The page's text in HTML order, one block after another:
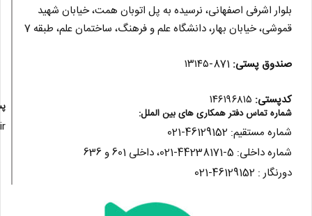
بلوار اشرفی اصفهانی، نرسیده به پل اتوبان همت، خیابان شهید
قموشی، خیابان بهار، دانشگاه علم و فرهنگ، ساختمان علم، طبقه 7
صندوق پستی:‌ 871-۱۳۱۴۵
کدپستی: ۱۴۶۱۹۶۸۱۵
شماره تماس دفتر همکاری های بین الملل:
شماره مستقيم: 46129152-021
شماره داخلی: 5-44238171-021، داخلی 601 و 636
دورنگار : 46129152-021